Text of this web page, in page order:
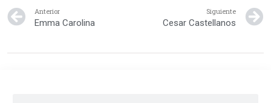
Anterior
Emma Carolina
Siguiente
Cesar Castellanos